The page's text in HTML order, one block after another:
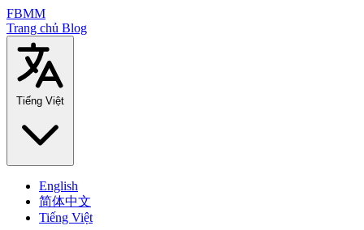
FBMM
Trang chủ Blog
Tiếng Việt
English
简体中文
Tiếng Việt